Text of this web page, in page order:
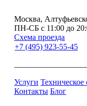
Москва,
ПН-СБ с 11:00 до
Схема проезда
+7 (495) 923-55-45
Услуги
Контакты Блог